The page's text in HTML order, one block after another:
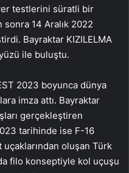
testlerini süratli bir
sonra 14 Aralık 2022
Bayraktar KIZILELMA
ile buluştu.
2023 boyunca dünya
imza attı. Bayraktar
gerçekleştiren
tarihinde ise F-16
oluşan Türk
filo konseptiyle kol uçuşu